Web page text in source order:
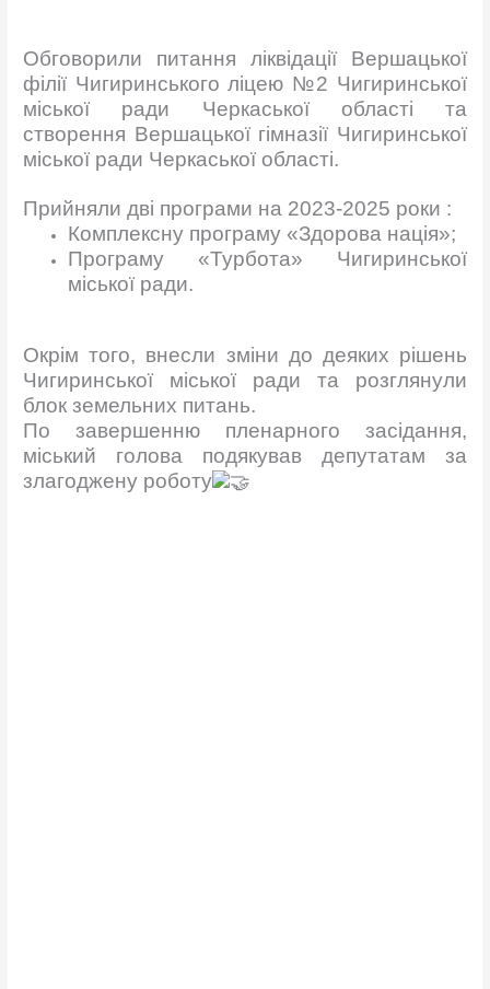
Обговорили питання ліквідації Вершацької
філії Чигиринського ліцею №2 Чигиринської
міської ради Черкаської області та
створення Вершацької гімназії Чигиринської
міської ради Черкаської області.
Прийняли дві програми на 2023-2025 роки :
Комплексну програму «Здорова нація»;
Програму «Турбота» Чигиринської
міської ради.
Окрім того, внесли зміни до деяких рішень
Чигиринської міської ради та розглянули
блок земельних питань.
По завершенню пленарного засідання,
міський голова подякував депутатам за
злагоджену роботу